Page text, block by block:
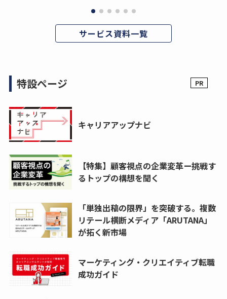
サービス資料一覧
特設ページ
キャリアアップナビ
【特集】顧客視点の企業変革ー挑戦す
るトップの構想を聞く
「単独出稿の限界」を突破する。複数
リテール横断メディア「ARUTANA」
が拓く新市場
マーケティング・クリエイティブ転職
成功ガイド